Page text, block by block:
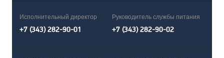
Исполнительный директор
+7 (343) 282-90-01
Руководитель службы питания
+7 (343) 282-90-02